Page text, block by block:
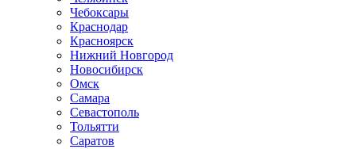
Чебоксары
Краснодар
Красноярск
Нижний Новгород
Новосибирск
Омск
Самара
Севастополь
Тольятти
Саратов